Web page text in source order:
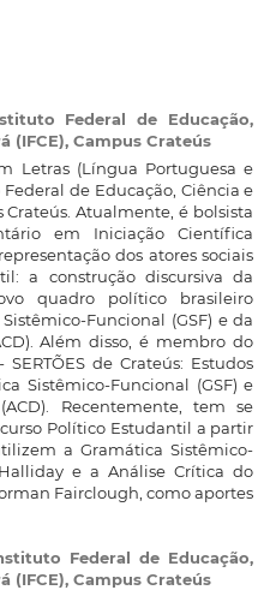
Federal de Educação,
(IFCE), Campus Crateús
Letras (Língua Portuguesa e
de Educação, Ciência e
Crateús. Atualmente, é bolsista
em Iniciação Científica
dos atores sociais
a construção discursiva da
quadro político brasileiro
Funcional (GSF) e da
Além disso, é membro do
de Crateús: Estudos
Sistêmico-Funcional (GSF) e
Recentemente, tem se
Político Estudantil a partir
a Gramática Sistêmico-
e a Análise Crítica do
Fairclough, como aportes
Federal de Educação,
(IFCE), Campus Crateús